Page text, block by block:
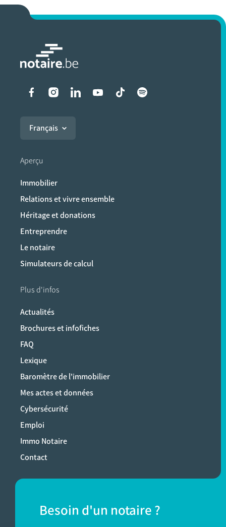
Liens vers les réseaux
Français
Aperçu
Immobilier
Relations et vivre ensemble
Héritage et donations
Entreprendre
Le notaire
Simulateurs de calcul
Plus d'infos
Actualités
Brochures et infofiches
FAQ
Lexique
Baromètre de l'immobilier
Mes actes et données
Cybersécurité
Emploi
Immo Notaire
Contact
Besoin d'un notaire ?